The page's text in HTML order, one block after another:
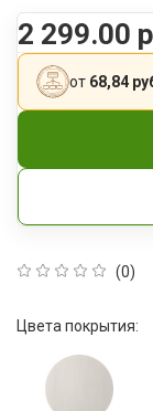
(0)
2 299.00
от 68,84
Цвета покрытия: